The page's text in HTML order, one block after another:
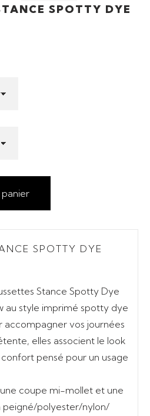
SPOTTY DYE
SPOTTY DYE
Stance Spotty Dye
au style imprimé spotty dye
accompagner vos journées
elles associent le look
pensé pour un usage
coupe mi-mollet et une
peigné/polyester/nylon/